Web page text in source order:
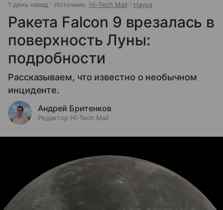
1 день назад Источник: Hi-Tech Mail Наука
Ракета Falcon 9 врезалась в
поверхность Луны:
подробности
Рассказываем, что известно о необычном
инциденте.
Андрей Бритенков
Редактор Hi-Tech Mail